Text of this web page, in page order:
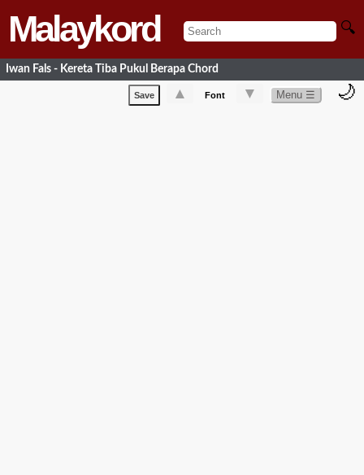
Malaykord 🔍
Iwan Fals - Kereta Tiba Pukul Berapa Chord
Save ▲ Font ▼ Menu ☰ 🌙